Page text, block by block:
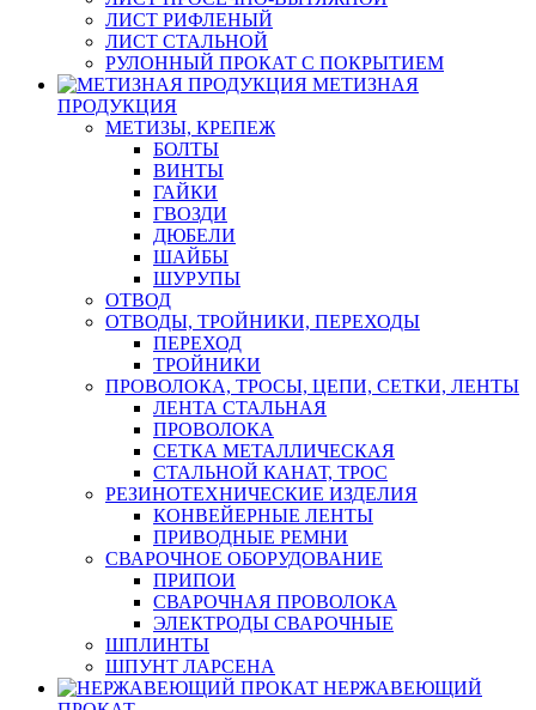
ЛИСТ РИФЛЕНЫЙ
ЛИСТ СТАЛЬНОЙ
РУЛОННЫЙ ПРОКАТ С ПОКРЫТИЕМ
МЕТИЗНАЯ
ПРОДУКЦИЯ
МЕТИЗЫ, КРЕПЕЖ
БОЛТЫ
ВИНТЫ
ГАЙКИ
ГВОЗДИ
ДЮБЕЛИ
ШАЙБЫ
ШУРУПЫ
ОТВОД
ОТВОДЫ, ТРОЙНИКИ, ПЕРЕХОДЫ
ПЕРЕХОД
ТРОЙНИКИ
ПРОВОЛОКА, ТРОСЫ, ЦЕПИ, СЕТКИ, ЛЕНТЫ
ЛЕНТА СТАЛЬНАЯ
ПРОВОЛОКА
СЕТКА МЕТАЛЛИЧЕСКАЯ
СТАЛЬНОЙ КАНАТ, ТРОС
РЕЗИНОТЕХНИЧЕСКИЕ ИЗДЕЛИЯ
КОНВЕЙЕРНЫЕ ЛЕНТЫ
ПРИВОДНЫЕ РЕМНИ
СВАРОЧНОЕ ОБОРУДОВАНИЕ
ПРИПОИ
СВАРОЧНАЯ ПРОВОЛОКА
ЭЛЕКТРОДЫ СВАРОЧНЫЕ
ШПЛИНТЫ
ШПУНТ ЛАРСЕНА
НЕРЖАВЕЮЩИЙ